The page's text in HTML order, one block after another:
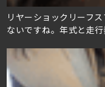
リヤーショックリーフ
ないですね。年式と走行